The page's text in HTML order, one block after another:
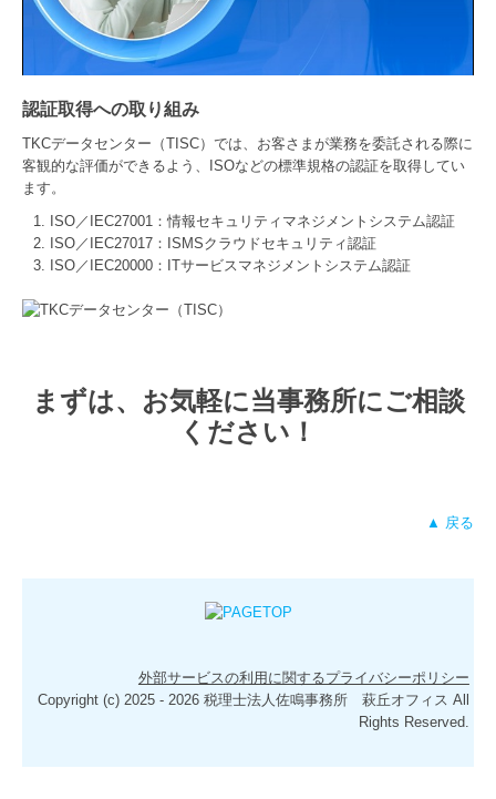
認証取得への取り組み
TKCデータセンター（TISC）では、お客さまが業務を委託される際に
客観的な評価ができるよう、ISOなどの標準規格の認証を取得してい
ます。
ISO／IEC27001：情報セキュリティマネジメントシステム認証
ISO／IEC27017：ISMSクラウドセキュリティ認証
ISO／IEC20000：ITサービスマネジメントシステム認証
まずは、お気軽に当事務所にご相談
ください！
▲ 戻る
外部サービスの利用に関するプライバシーポリシー
Copyright (c) 2025 - 2026 税理士法人佐鳴事務所 萩丘オフィス All
Rights Reserved.